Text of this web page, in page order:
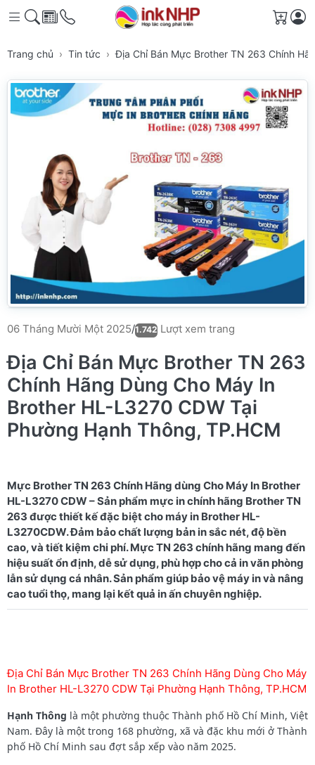
Giỏ
Trang chủ Tin tức Địa Chỉ Bán Mực Brother TN 263 Chính
06 Tháng Mười Một 2025/1.742 Lượt xem trang
Địa Chỉ Bán Mực Brother TN 263
Chính Hãng Dùng Cho Máy In
Brother HL-L3270 CDW Tại
Phường Hạnh Thông, TP.HCM
Mực Brother TN 263 Chính Hãng dùng Cho Máy In Brother
HL-L3270 CDW – Sản phẩm mực in chính hãng Brother TN
263 được thiết kế đặc biệt cho máy in Brother HL-
L3270CDW. Đảm bảo chất lượng bản in sắc nét, độ bền
cao, và tiết kiệm chi phí. Mực TN 263 chính hãng mang đến
hiệu suất ổn định, dễ sử dụng, phù hợp cho cả in văn phòng
lẫn sử dụng cá nhân. Sản phẩm giúp bảo vệ máy in và nâng
Địa Chỉ Bán Mực Brother TN 263 Chính Hãng Dùng Cho Máy
In Brother HL-L3270 CDW Tại Phường Hạnh Thông, TP.HCM
Hạnh Thông là một phường thuộc Thành phố Hồ Chí Minh, Việt
Nam. Đây là một trong 168 phường, xã và đặc khu mới ở Thành
phố Hồ Chí Minh sau đợt sắp xếp vào năm 2025.